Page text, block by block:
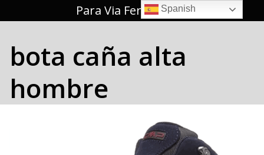
al
Para Via Ferrata 🥇
bota caña alta
hombre
Spanish